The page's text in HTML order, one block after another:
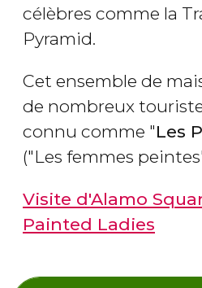
célèbres comme la
Pyramid.
Cet ensemble de
de nombreux
connu comme "Les
("Les femmes
Visite d'Alamo
Painted Ladies